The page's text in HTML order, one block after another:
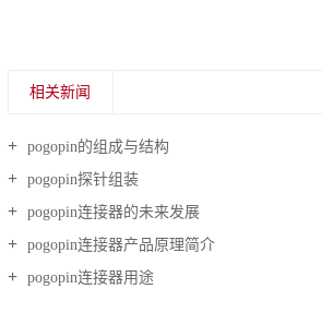
相关新闻
pogopin的组成与结构
pogopin探针组装
pogopin连接器的未来发展
pogopin连接器产品原理简介
pogopin连接器用途